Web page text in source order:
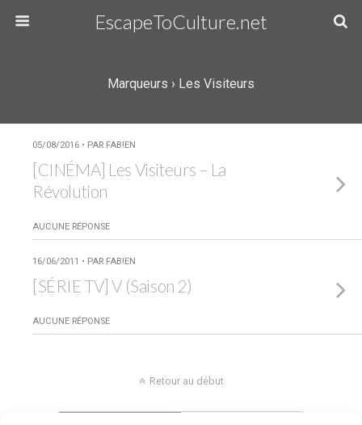
EscapeToCulture.net
Marqueurs › Les Visiteurs
05/08/2016 • PAR FAB!EN
[CINÉMA] Les Visiteurs – La
Révolution
AUCUNE RÉPONSE
16/06/2011 • PAR FAB!EN
[SÉRIE TV] V (Saison 2)
AUCUNE RÉPONSE
Retour au début